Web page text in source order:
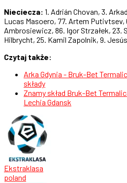
Nieciecza: 1. Adrián Chovan, 3.
Lucas Masoero, 77. Artem Putivtsev,
Ambrosiewicz, 86. Igor Strzałek, 23.
Hilbrycht, 25. Kamil Zapolnik, 9.
Czytaj także:
Arka Gdynia - Bruk-Bet
składy
Znamy skład Bruk-Bet
Lechia Gdansk
Ekstraklasa
poland